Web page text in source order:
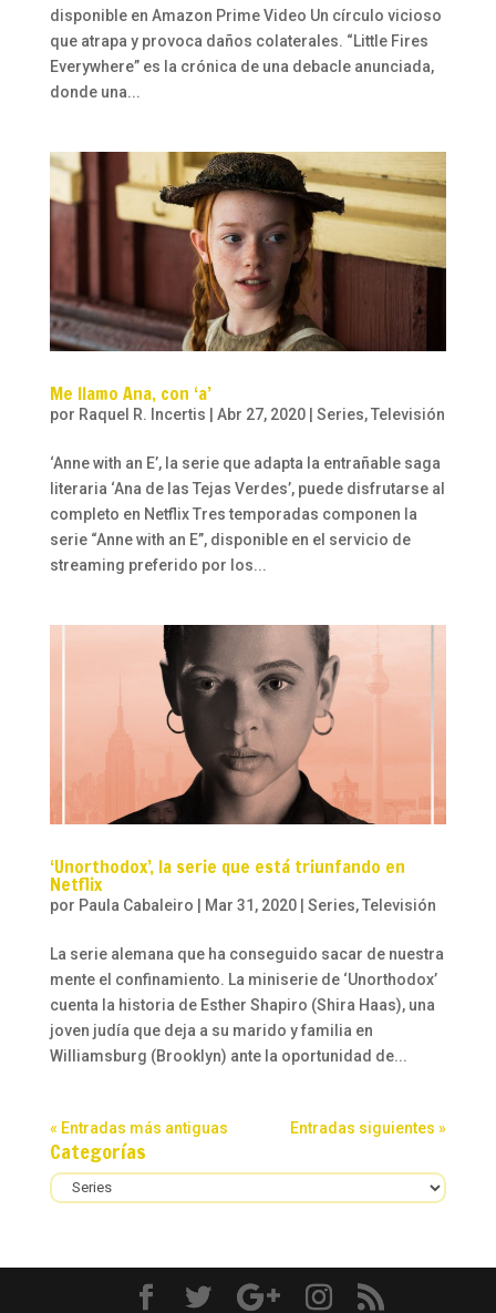
disponible en Amazon Prime Video Un círculo vicioso
que atrapa y provoca daños colaterales. “Little Fires
Everywhere” es la crónica de una debacle anunciada,
donde una...
Me llamo Ana, con ‘a’
por Raquel R. Incertis Abr 27, 2020| Series,Televisión
‘Anne with an E’, la serie que adapta la entrañable saga
literaria ‘Ana de las Tejas Verdes’, puede disfrutarse al
completo en Netflix Tres temporadas componen la
serie “Anne with an E”, disponible en el servicio de
streaming preferido por los...
‘Unorthodox’, la serie que está triunfando en
Netflix
por Paula Cabaleiro | Mar 31, 2020| Series,Televisión
La serie alemana que ha conseguido sacar de nuestra
mente el confinamiento. La miniserie de ‘Unorthodox’
cuenta la historia de Esther Shapiro (Shira Haas), una
joven judía que deja a su marido y familia en
Williamsburg (Brooklyn) ante la oportunidad de...
« Entradas más antiguas Entradas siguientes »
Categorías
Categorías